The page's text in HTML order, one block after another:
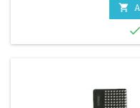

